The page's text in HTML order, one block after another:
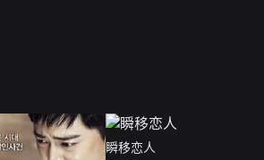
剧收视率最高超过40%；同年和2AM的李昶
瞬移恋人